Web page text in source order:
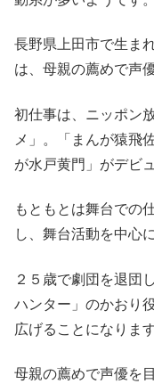
長野県上田市で生ま
は、 母親の薦めで声
初仕事は、ニッポン
メ」。「まんが猿飛
が水戸黄門」がデビ
もともとは舞台での
し、舞台活動を中心
２５歳で劇団を退団
ハンター」 のかおり
広げることになります
母親の薦めで声優を